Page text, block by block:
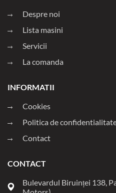
Despre noi
Lista masini
Servicii
La comanda
INFORMATII
Cookies
Politica de
Contact
CONTACT
Bulevardul Biruinței 138,